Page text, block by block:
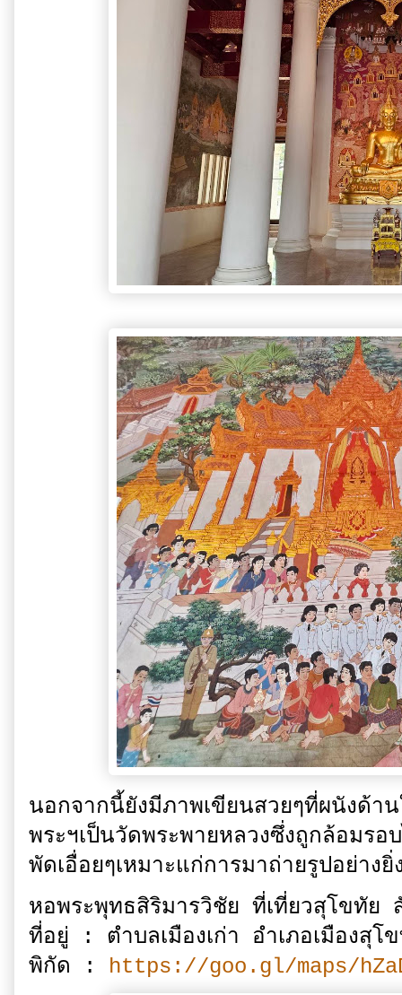
นอกจากนี้ยังมีภาพเขียนสวยๆที่ผนังด้า
พระฯเป็นวัดพระพายหลวงซึ่งถูกล้อมร
พัดเอื่อยๆเหมาะแก่การมาถ่ายรูปอย่าง
หอพระพุทธสิริมารวิชัย ที่เที่ยวสุโขทัย
ที่อยู่ : ตำบลเมืองเก่า อำเภอเมืองสุโ
พิกัด : https://goo.gl/maps/